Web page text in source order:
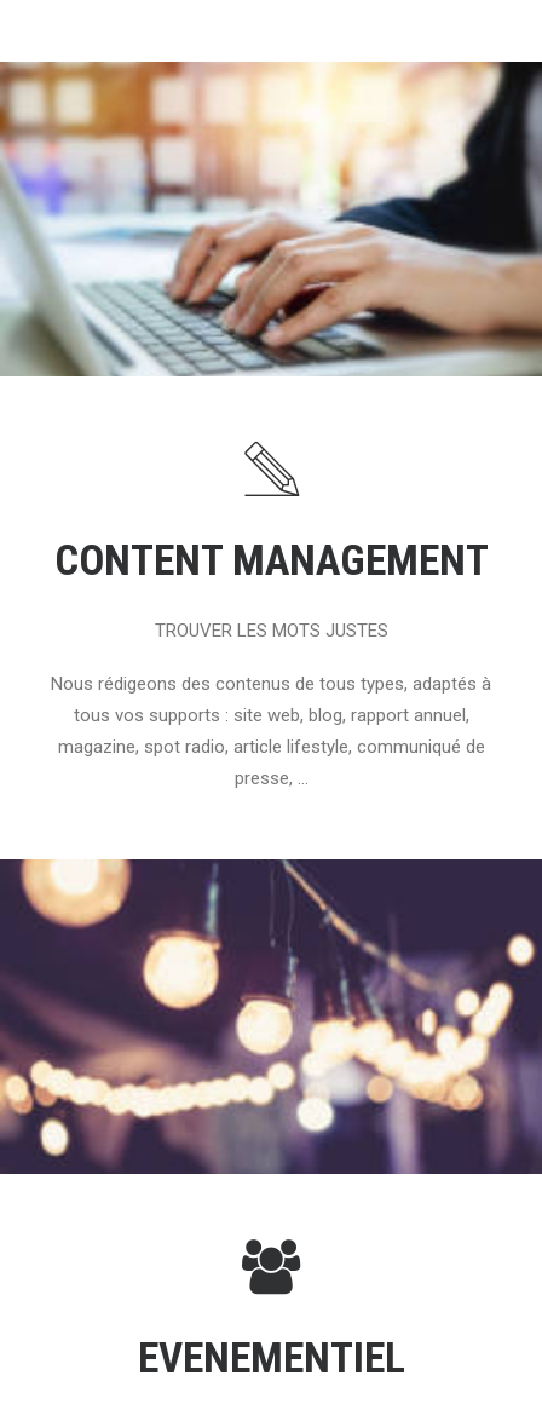
CONTENT MANAGEMENT
TROUVER LES MOTS JUSTES
Nous rédigeons des contenus de tous types, adaptés à
tous vos supports : site web, blog, rapport annuel,
magazine, spot radio, article lifestyle, communiqué de
presse, ...
EVENEMENTIEL